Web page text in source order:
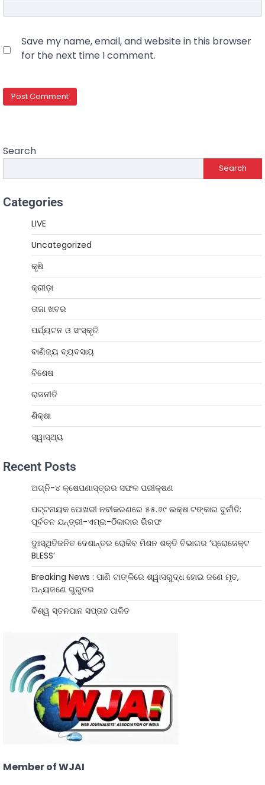
Save my name, email, and website in this browser
for the next time I comment.
Search
Search
Categories
LIVE
Uncategorized
କୃଷି
କ୍ରୀଡ଼ା
ତାଜା ଖବର
ପର୍ଯ୍ୟଟନ ଓ ସଂସ୍କୃତି
ବାଣିଜ୍ୟ ବ୍ୟବସାୟ
ବିଶେଷ
ରାଜନୀତି
ଶିକ୍ଷା
ସ୍ୱାସ୍ଥ୍ୟ
Recent Posts
ଅଗ୍ନି-୪ କ୍ଷେପଣାସ୍ତ୍ରର ସଫଳ ପରୀକ୍ଷଣ
ପଟ୍ଟନାୟକ ପୋଖରୀ ନବୀକରଣରେ ୫୫.୬୯ ଲକ୍ଷ ଟଙ୍କାର ଦୁର୍ନୀତି:
ପୂର୍ବତନ ଯନ୍ତ୍ରୀ-ଏମ୍‌ଇ-ଠିକାଦାର ଗିରଫ
ଦୁଃସ୍ଥିତିଜନିତ ଦେଶାନ୍ତର ରୋକିବ ମିଶନ ଶକ୍ତି ବିଭାଗର ‘ପ୍ରୋଜେକ୍ଟ
BLESS’
Breaking News : ପାଣି ଟାଙ୍କିରେ ଶ୍ୱାସରୁଦ୍ଧ ହୋଇ ଜଣେ ମୃତ,
ଅନ୍ୟଜଣେ ଗୁରୁତର
ବିଶ୍ୱ ସ୍ତନପାନ ସପ୍ତାହ ପାଳିତ
Member of WJAI